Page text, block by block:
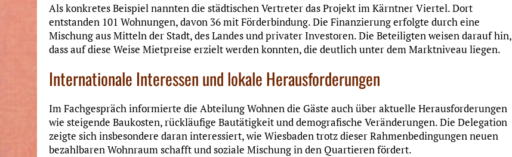
Als konkretes Beispiel nannten die städtischen Vertreter das Projekt im Kärntner Viertel. Dort
entstanden 101 Wohnungen, davon 36 mit Förderbindung. Die Finanzierung erfolgte durch eine
Mischung aus Mitteln der Stadt, des Landes und privater Investoren. Die Beteiligten weisen darauf hin,
dass auf diese Weise Mietpreise erzielt werden konnten, die deutlich unter dem Marktniveau liegen.
Internationale Interessen und lokale Herausforderungen
Im Fachgespräch informierte die Abteilung Wohnen die Gäste auch über aktuelle Herausforderungen
wie steigende Baukosten, rückläufige Bautätigkeit und demografische Veränderungen. Die Delegation
zeigte sich insbesondere daran interessiert, wie Wiesbaden trotz dieser Rahmenbedingungen neuen
bezahlbaren Wohnraum schafft und soziale Mischung in den Quartieren fördert.